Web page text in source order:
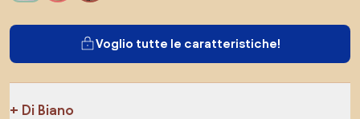
Voglio tutte le caratteristiche!
Di Biano